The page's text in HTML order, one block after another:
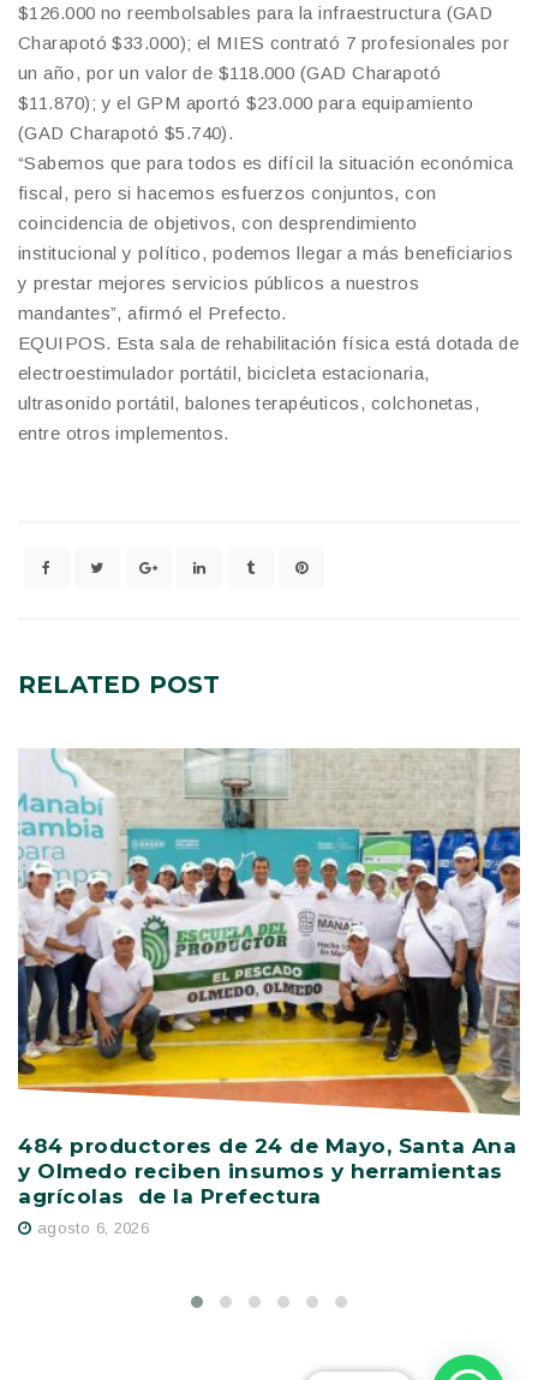
$126.000 no reembolsables para la infraestructura (GAD
Charapotó $33.000); el MIES contrató 7 profesionales por
un año, por un valor de $118.000 (GAD Charapotó
$11.870); y el GPM aportó $23.000 para equipamiento
(GAD Charapotó $5.740).
“Sabemos que para todos es difícil la situación económica
fiscal, pero si hacemos esfuerzos conjuntos, con
coincidencia de objetivos, con desprendimiento
institucional y político, podemos llegar a más beneficiarios
y prestar mejores servicios públicos a nuestros
mandantes”, afirmó el Prefecto.
EQUIPOS. Esta sala de rehabilitación física está dotada de
electroestimulador portátil, bicicleta estacionaria,
ultrasonido portátil, balones terapéuticos, colchonetas,
entre otros implementos.
RELATED POST
484 productores de 24 de Mayo, Santa Ana
y Olmedo reciben insumos y herramientas
agrícolas de la Prefectura
agosto 6, 2026